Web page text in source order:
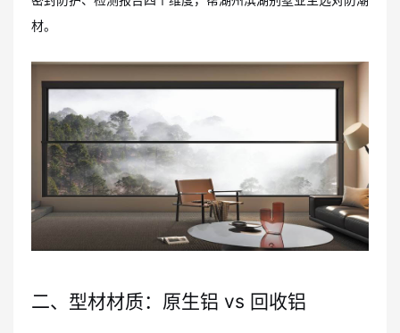
材。
二、型材材质：原生铝 vs 回收铝